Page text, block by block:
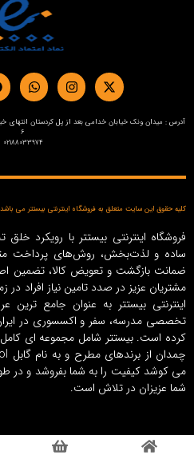
6
02188033974
کلیه حقوق این سایت متعلق به فروشگاه اینترنتی بیستتر می باشد bisttar.com
فروشگاه اینترنتی بیستتر با رویکرد خلق
ضمانت بازگشت و تعویض کالا، تضمین
مشتریان عزیز در صدد تامین نیاز افراد
اینترنتی بیستتر به عنوان جامع
کرده است. بیستتر شامل مجموعه ای
می کوشد کیفیت را به شما بفروشد و در
شما عزیزان در تلاش است.